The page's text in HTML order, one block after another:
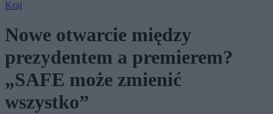
Kraj
Nowe otwarcie między
prezydentem a premierem?
„SAFE może zmienić
wszystko”